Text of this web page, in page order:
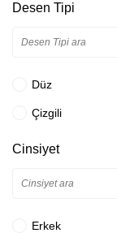
Desen Tipi
Düz
Çizgili
Cinsiyet
Erkek